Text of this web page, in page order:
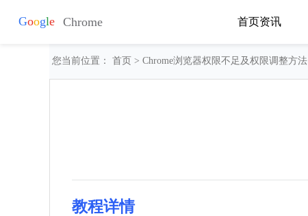
首页资讯
您当前位置： 首页 > Chrome浏览器权限不足及权限调整方法
教程详情